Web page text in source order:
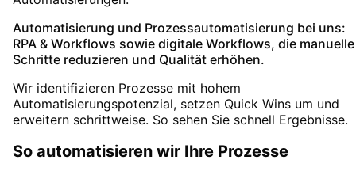
Automatisierung und Prozessautomatisierung bei uns:
RPA & Workflows sowie digitale Workflows, die manuelle
Schritte reduzieren und Qualität erhöhen.
Wir identifizieren Prozesse mit hohem
Automatisierungspotenzial, setzen Quick Wins um und
erweitern schrittweise. So sehen Sie schnell Ergebnisse.
So automatisieren wir Ihre Prozesse